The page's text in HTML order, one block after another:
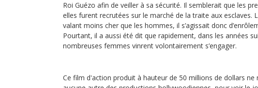
Roi Guézo afin de veiller à sa sécurité. Il semblerait que les
elles furent recrutées sur le marché de la traite aux esclaves.
valant moins cher que les hommes, il s’agissait donc
Pourtant, il a aussi été dit que rapidement, dans les années
nombreuses femmes vinrent volontairement s’engager.
Ce film d'action produit à hauteur de 50 millions de dollars ne